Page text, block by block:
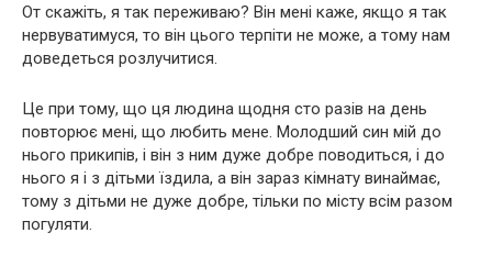
От скажіть, я так переживаю? Він мені каже, якщо я так
нервуватимуся, то він цього терпіти не може, а тому нам
доведеться розлучитися.
Це при тому, що ця людина щодня сто разів на день
повторює мені, що любить мене. Молодший син мій до
нього прикипів, і він з ним дуже добре поводиться, і до
нього я і з дітьми їздила, а він зараз кімнату винаймає,
тому з дітьми не дуже добре, тільки по місту всім разом
погуляти.